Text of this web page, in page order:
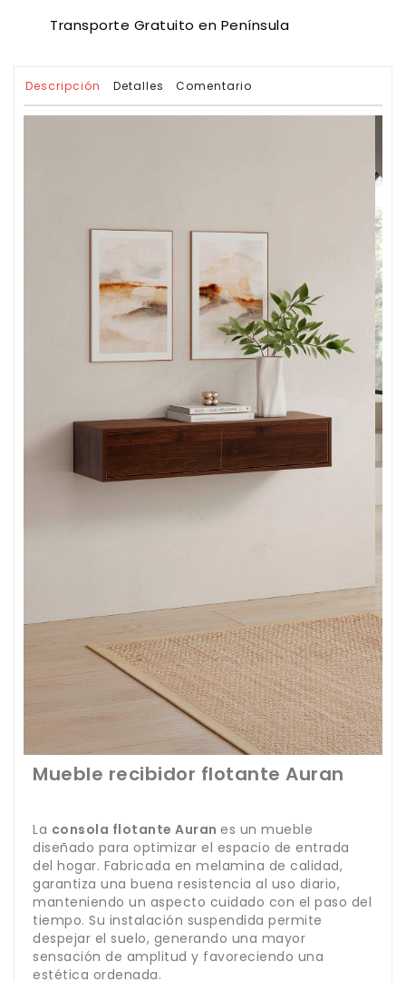
Transporte Gratuito en Península
Descripción Detalles Comentario
Mueble recibidor flotante Auran
La consola flotante Auran es un mueble
diseñado para optimizar el espacio de entrada
del hogar. Fabricada en melamina de calidad,
garantiza una buena resistencia al uso diario,
manteniendo un aspecto cuidado con el paso del
tiempo. Su instalación suspendida permite
despejar el suelo, generando una mayor
sensación de amplitud y favoreciendo una
estética ordenada.